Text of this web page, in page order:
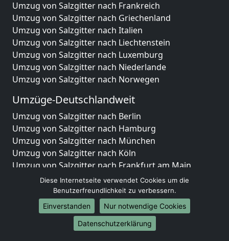
Umzug von Salzgitter nach Frankreich
Umzug von Salzgitter nach Griechenland
Umzug von Salzgitter nach Italien
Umzug von Salzgitter nach Liechtenstein
Umzug von Salzgitter nach Luxemburg
Umzug von Salzgitter nach Niederlande
Umzug von Salzgitter nach Norwegen
Umzüge-Deutschlandweit
Umzug von Salzgitter nach Berlin
Umzug von Salzgitter nach Hamburg
Umzug von Salzgitter nach München
Umzug von Salzgitter nach Köln
Umzug von Salzgitter nach Frankfurt am Main
Umzug von Salzgitter nach Stuttgart
Umzug von Salzgitter nach Düsseldorf
Umzug von Salzgitter nach Leipzig
Umzug von Salzgitter nach Dortmund
Umzug von Salzgitter nach Essen
Diese Internetseite verwendet Cookies um die
Benutzerfreundlichkeit zu verbessern.
Einverstanden
Nur notwendige Cookies
Datenschutzerklärung